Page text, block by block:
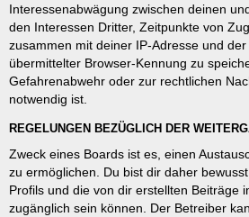
Interessenabwägung zwischen deinen
den Interessen Dritter, Zeitpunkte von
zusammen mit deiner IP-Adresse und
übermittelter Browser-Kennung zu
Gefahrenabwehr oder zur rechtlichen
notwendig ist.
REGELUNGEN BEZÜGLICH DER
Zweck eines Boards ist es, einen
zu ermöglichen. Du bist dir daher
Profils und die von dir erstellten Beiträge
zugänglich sein können. Der Betreiber